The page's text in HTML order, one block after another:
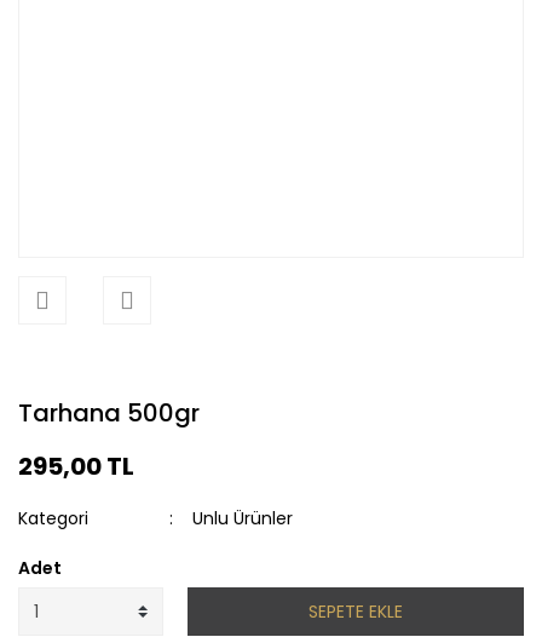
Tarhana 500gr
295,00 TL
Kategori Unlu Ürünler
Adet
SEPETE EKLE